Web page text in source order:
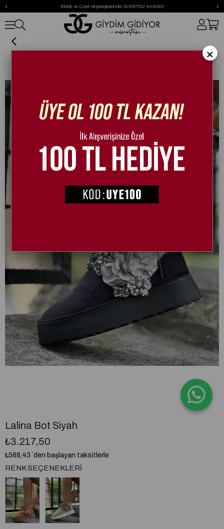
2000₺ ve Üzeri Alışverişlerinizde ÜCRETSİZ KARGO!
‹ ›
Lalina Bot Siyah
Lalina Bot Siyah
₺3.217,50
₺568,43 `den başlayan taksitlerle
RENK SEÇENEKLERI
×